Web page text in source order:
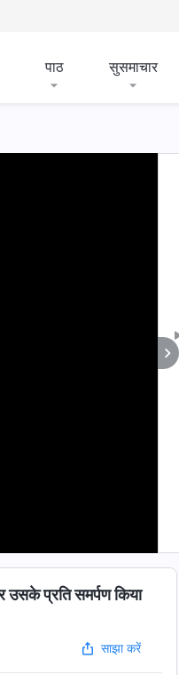
पाठ सुसमाचार
प्रति समर्पण किया
साझा करें